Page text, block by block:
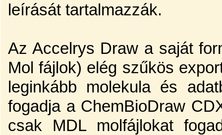
leírását tartalmazzák.
Az Accelrys Draw a saját
Mol fájlok) elég szűkös
leginkább molekula és
fogadja a ChemBioDraw
csak MDL molfájlokat